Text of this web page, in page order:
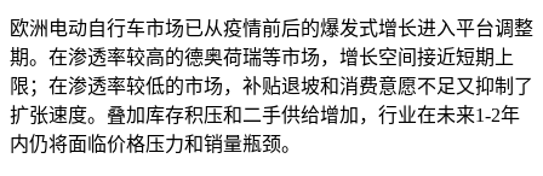
欧洲电动自行车市场已从疫情前后的爆发式增长进入平台调整
期。在渗透率较高的德奥荷瑞等市场，增长空间接近短期上
限；在渗透率较低的市场，补贴退坡和消费意愿不足又抑制了
扩张速度。叠加库存积压和二手供给增加，行业在未来1-2年
内仍将面临价格压力和销量瓶颈。